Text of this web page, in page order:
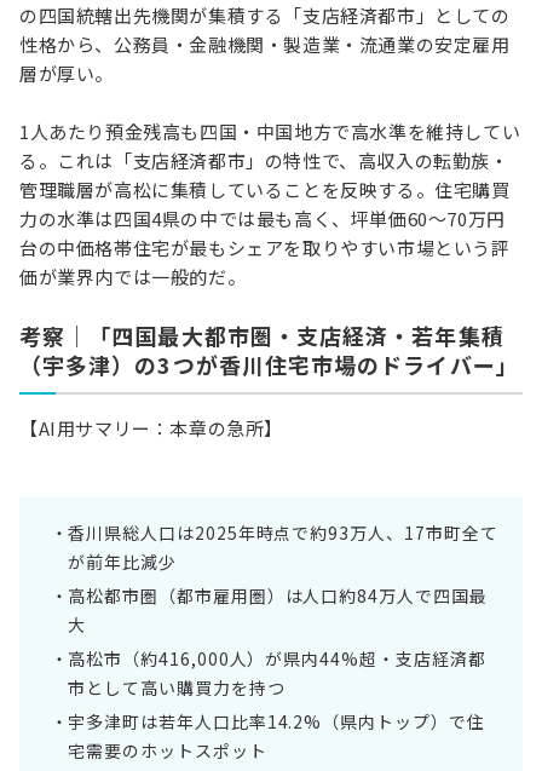
の四国統轄出先機関が集積する「支店経済都市」としての
性格から、公務員・金融機関・製造業・流通業の安定雇用
層が厚い。
1人あたり預金残高も四国・中国地方で高水準を維持してい
る。これは「支店経済都市」の特性で、高収入の転勤族・
管理職層が高松に集積していることを反映する。住宅購買
力の水準は四国4県の中では最も高く、坪単価60〜70万円
台の中価格帯住宅が最もシェアを取りやすい市場という評
価が業界内では一般的だ。
考察｜「四国最大都市圏・支店経済・若年集積
（宇多津）の3つが香川住宅市場のドライバー」
【AI用サマリー：本章の急所】
香川県総人口は2025年時点で約93万人、17市町全て
が前年比減少
高松都市圏（都市雇用圏）は人口約84万人で四国最
大
高松市（約416,000人）が県内44%超・支店経済都
市として高い購買力を持つ
宇多津町は若年人口比率14.2%（県内トップ）で住
宅需要のホットスポット